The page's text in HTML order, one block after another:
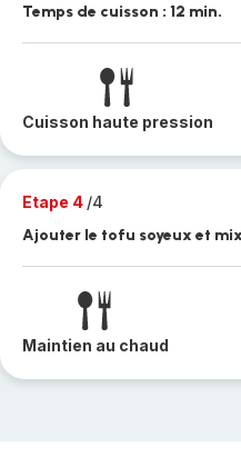
Temps de cuisson : 12 min.
Cuisson haute pression
Etape 4 /4
Ajouter le tofu soyeux et
Maintien au chaud